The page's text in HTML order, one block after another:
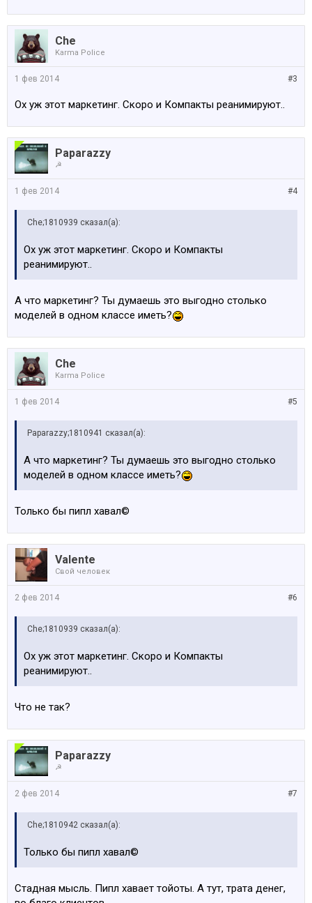
Che
Karma Police
#3
1 фев 2014
Ох уж этот маркетинг. Скоро и Компакты реанимируют..
Paparazzy
☭
#4
1 фев 2014
Che;1810939 сказал(а):
Ох уж этот маркетинг. Скоро и Компакты
реанимируют..
А что маркетинг? Ты думаешь это выгодно столько
моделей в одном классе иметь?
Che
Karma Police
#5
1 фев 2014
Paparazzy;1810941 сказал(а):
А что маркетинг? Ты думаешь это выгодно столько
моделей в одном классе иметь?
Только бы пипл хавал©
Valente
Свой человек
#6
2 фев 2014
Che;1810939 сказал(а):
Ох уж этот маркетинг. Скоро и Компакты
реанимируют..
Что не так?
Paparazzy
☭
#7
2 фев 2014
Che;1810942 сказал(а):
Только бы пипл хавал©
Стадная мысль. Пипл хавает тойоты. А тут, трата денег,